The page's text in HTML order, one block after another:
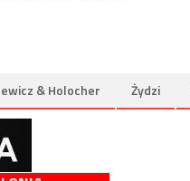
& Holocher Żydzi